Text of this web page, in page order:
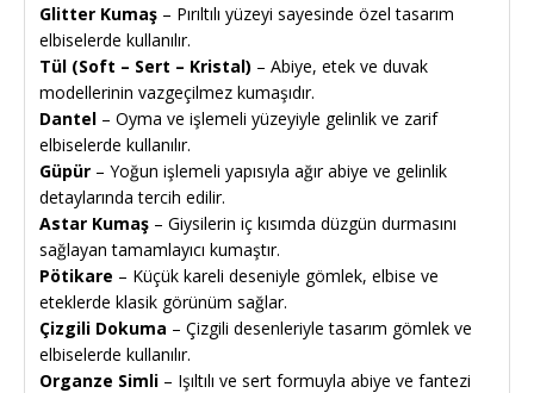
Glitter Kumaş – Pırıltılı yüzeyi sayesinde özel tasarım
elbiselerde kullanılır.
Tül (Soft – Sert – Kristal) – Abiye, etek ve duvak
modellerinin vazgeçilmez kumaşıdır.
Dantel – Oyma ve işlemeli yüzeyiyle gelinlik ve zarif
elbiselerde kullanılır.
Güpür – Yoğun işlemeli yapısıyla ağır abiye ve gelinlik
detaylarında tercih edilir.
Astar Kumaş – Giysilerin iç kısımda düzgün durmasını
sağlayan tamamlayıcı kumaştır.
Pötikare – Küçük kareli deseniyle gömlek, elbise ve
eteklerde klasik görünüm sağlar.
Çizgili Dokuma – Çizgili desenleriyle tasarım gömlek ve
elbiselerde kullanılır.
Organze Simli – Işıltılı ve sert formuyla abiye ve fantezi